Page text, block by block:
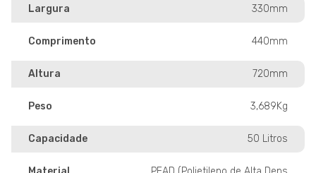
Largura 330mm
Comprimento 440mm
Altura 720mm
Peso 3,689Kg
Capacidade 50 Litros